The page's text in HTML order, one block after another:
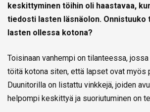
keskittyminen töihin oli haastavaa,
tiedosti lasten läsnäolon. Onnistuuko
lasten ollessa kotona?
Toisinaan vanhempi on tilanteessa,
töitä kotona siten, että lapset ovat myös
Duunitorilla on listattu vinkkejä, joiden
helpompi keskittyä ja suoriutuminen on